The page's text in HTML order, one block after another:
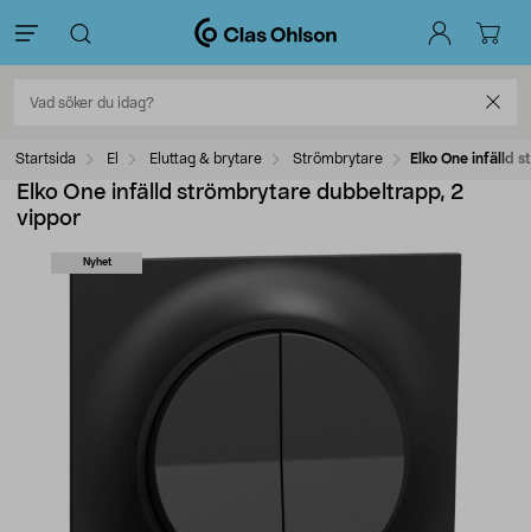
Startsida El Eluttag & brytare Strömbrytare Elko One infälld
Elko One infälld strömbrytare dubbeltrapp, 2
vippor
Nyhet